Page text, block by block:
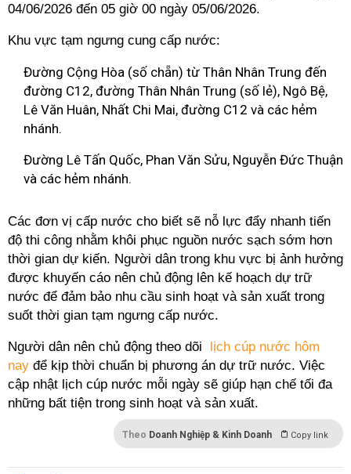
04/06/2026 đến 05 giờ 00 ngày 05/06/2026.
Khu vực tạm ngưng cung cấp nước:
Đường Cộng Hòa (số chẵn) từ Thân Nhân Trung đến
đường C12, đường Thân Nhân Trung (số lẻ), Ngô Bệ,
Lê Văn Huân, Nhất Chi Mai, đường C12 và các hẻm
nhánh.
Đường Lê Tấn Quốc, Phan Văn Sửu, Nguyễn Đức Thuận
và các hẻm nhánh.
Các đơn vị cấp nước cho biết sẽ nỗ lực đẩy nhanh tiến
độ thi công nhằm khôi phục nguồn nước sạch sớm hơn
thời gian dự kiến. Người dân trong khu vực bị ảnh hưởng
được khuyến cáo nên chủ động lên kế hoạch dự trữ
nước để đảm bảo nhu cầu sinh hoạt và sản xuất trong
suốt thời gian tạm ngưng cấp nước.
Người dân nên chủ động theo dõi
lịch cúp nước hôm
nay để kịp thời chuẩn bị phương án dự trữ nước. Việc
cập nhật lịch cúp nước mỗi ngày sẽ giúp hạn chế tối đa
những bất tiện trong sinh hoạt và sản xuất.
Theo Doanh Nghiệp & Kinh Doanh Copy link